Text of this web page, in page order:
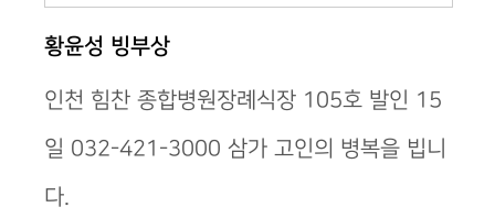
황윤성 빙부상
인천 힘찬 종합병원장례식장 105호 발인 15
일 032-421-3000 삼가 고인의 병복을 빕니
다.